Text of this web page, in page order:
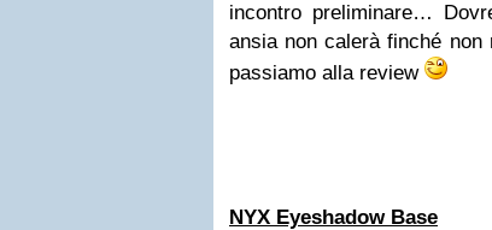
incontro preliminare…
ansia non calerà finché non
passiamo alla review
NYX Eyeshadow Base